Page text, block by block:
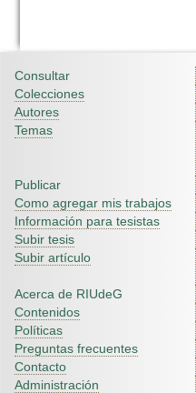
Consultar
Colecciones
Autores
Temas
Publicar
Como agregar mis trabajos
Información para tesistas
Subir tesis
Subir artículo
Acerca de RIUdeG
Contenidos
Políticas
Preguntas frecuentes
Contacto
Administración